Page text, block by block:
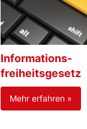
Informations-
freiheitsgesetz
Mehr erfahren »